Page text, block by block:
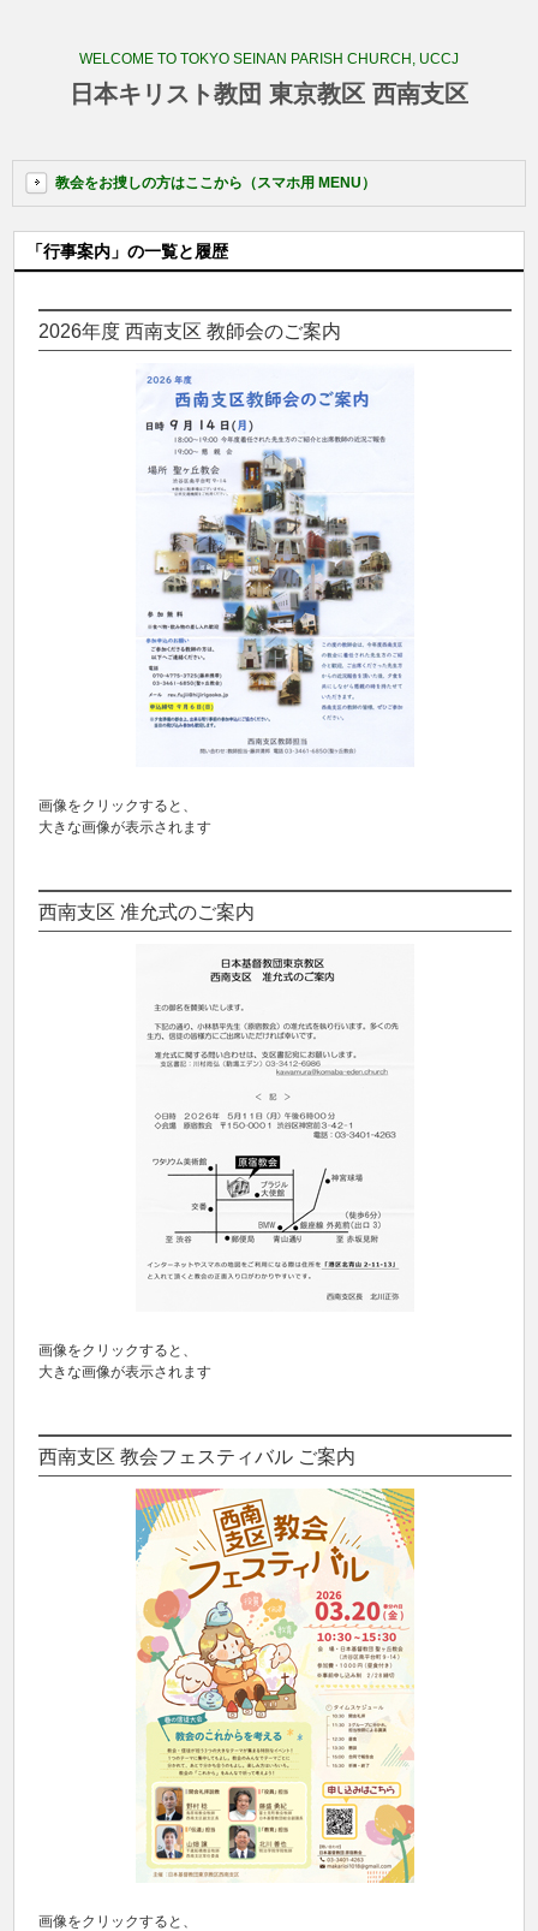
WELCOME TO TOKYO SEINAN PARISH CHURCH, UCCJ
日本キリスト教団 東京教区 西南支区
教会をお捜しの方はここから（スマホ用 MENU）
「行事案内」の一覧と履歴
2026年度 西南支区 教師会のご案内
画像をクリックすると、
大きな画像が表示されます
西南支区 准允式のご案内
画像をクリックすると、
大きな画像が表示されます
西南支区 教会フェスティバル ご案内
画像をクリックすると、